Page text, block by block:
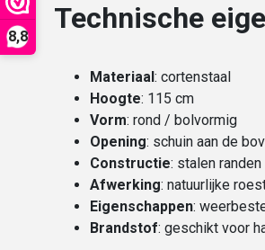
8,8
Technische
Materiaal : cortenstaal
Hoogte: 115 cm
Vorm: rond / bolvormig
Opening: schuin aan de
Constructie: stalen
Afwerking: natuurlijke
Eigenschappen:
Brandstof: geschikt voor